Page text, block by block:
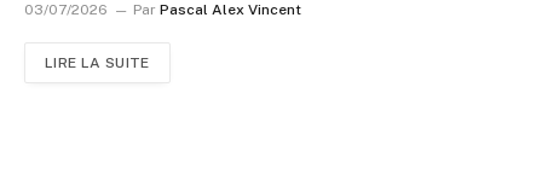
03/07/2026 Par Pascal Alex Vincent
LIRE LA SUITE